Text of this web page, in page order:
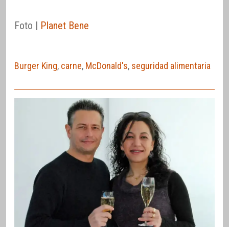
Foto | Planet Bene
Burger King, carne, McDonald's, seguridad alimentaria